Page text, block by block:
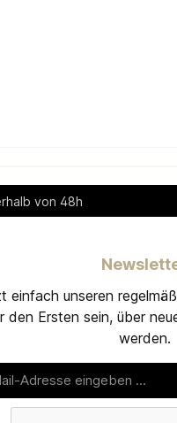
von 48h
einfach unseren
den Ersten sein, über
werden.
Mail-
Adresse*